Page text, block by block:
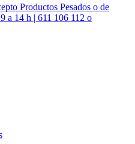
Productos Pesados o de
14 h | 611 106 112 o